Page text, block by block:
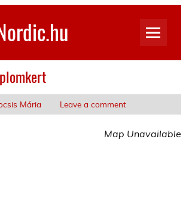
Mária Leave a comment
Map Unavailable